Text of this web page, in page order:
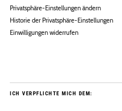
Privatsphäre-Einstellungen ändern
Historie der Privatsphäre-Einstellungen
Einwilligungen widerrufen
ICH VERPFLICHTE MICH DEM: